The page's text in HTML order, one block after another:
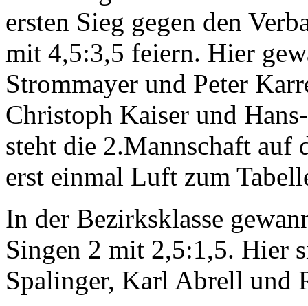
ersten Sieg gegen den
mit 4,5:3,5 feiern. Hier
Strommayer und Peter
Christoph Kaiser und
steht die 2.Mannschaft auf
erst einmal Luft zum
In der Bezirksklasse
Singen 2 mit 2,5:1,5. Hier
Spalinger, Karl Abrell und